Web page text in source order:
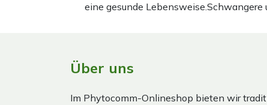
eine gesunde
Über uns
Im Phytocomm-Onlineshop bieten wir